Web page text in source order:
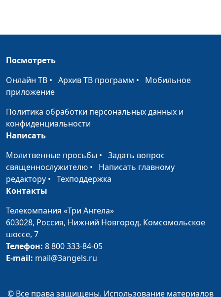
публикаций на
Все ли христиане спасутся?
Ольга Феофанова,
библейские темы
Отменен ли Закон Божий?
библейские темы
Что происходит с душой
после смерти?
библейские темы
Посмотреть
Онлайн ТВ • Архив ТВ программ • Мобильное
приложение
Политика обработки персональных данных и
конфиденциальности
Написать
Молитвенные просьбы • Задать вопрос
священнослужителю • Написать главному
редактору • Техподдержка
Контакты
Телекомпания «Три Ангела»
603028, Россия, Нижний Новгород, Комсомольское
шоссе, 7
Телефон: 8 800 333-84-05
E-mail: mail@3angels.ru
© Все права защищены. Использование материалов